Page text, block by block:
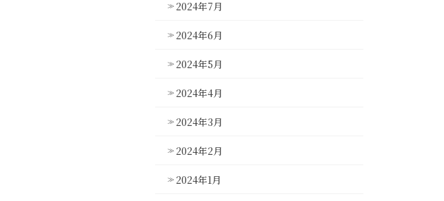
2024年7月
2024年6月
2024年5月
2024年4月
2024年3月
2024年2月
2024年1月